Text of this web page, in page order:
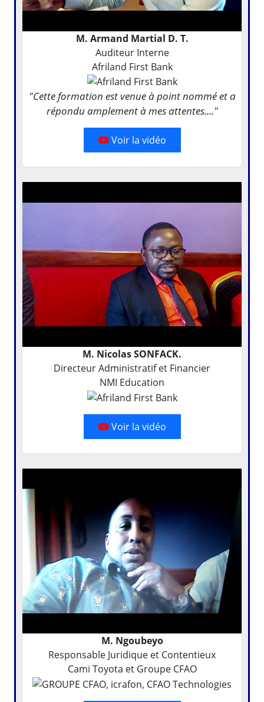
M. Armand Martial D. T.
Auditeur Interne
Afriland First Bank
"Cette formation est venue à point nommé et a
répondu amplement à mes attentes...."
Voir la vidéo
M. Nicolas SONFACK.
Directeur Administratif et Financier
NMI Education
Voir la vidéo
M. Ngoubeyo
Responsable Juridique et Contentieux
Cami Toyota et Groupe CFAO